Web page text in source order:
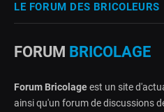
LE FORUM DES BRICOLEURS
FORUM BRICOLAGE
Forum Bricolageest un site
ainsi qu'un forum de discussions